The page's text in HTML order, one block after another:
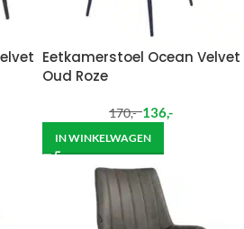
Eetkamerstoel Ocean Velvet
Oud Roze
170,- 136,-
IN WINKELWAGEN